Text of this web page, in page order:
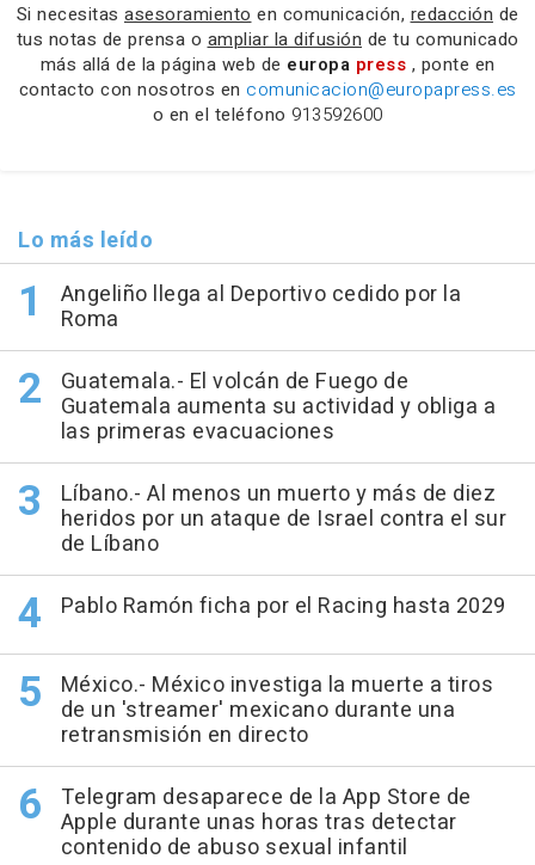
Si necesitas asesoramiento en comunicación, redacción de
tus notas de prensa o ampliar la difusión de tu comunicado
más allá de la página web de europa press , ponte en
contacto con nosotros en comunicacion@europapress.es
o en el teléfono 913592600
Lo más leído
Angeliño llega al Deportivo cedido por la
Roma
Guatemala.- El volcán de Fuego de
Guatemala aumenta su actividad y obliga a
las primeras evacuaciones
Líbano.- Al menos un muerto y más de diez
heridos por un ataque de Israel contra el sur
de Líbano
Pablo Ramón ficha por el Racing hasta 2029
México.- México investiga la muerte a tiros
de un 'streamer' mexicano durante una
retransmisión en directo
Telegram desaparece de la App Store de
Apple durante unas horas tras detectar
contenido de abuso sexual infantil